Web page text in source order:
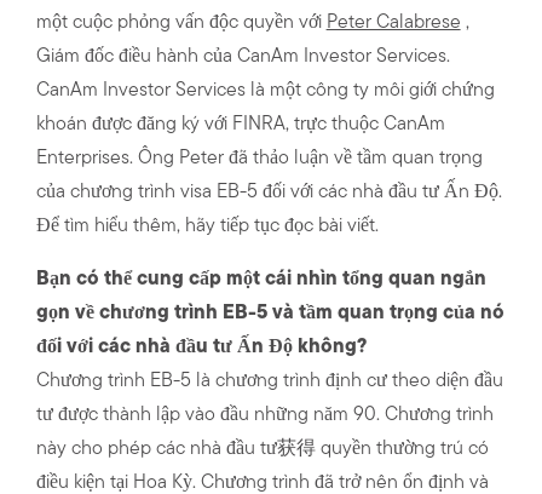
một cuộc phỏng vấn độc quyền với Peter Calabrese ,
Giám đốc điều hành của CanAm Investor Services.
CanAm Investor Services là một công ty môi giới chứng
khoán được đăng ký với FINRA, trực thuộc CanAm
Enterprises. Ông Peter đã thảo luận về tầm quan trọng
của chương trình visa EB-5 đối với các nhà đầu tư Ấn Độ.
Để tìm hiểu thêm, hãy tiếp tục đọc bài viết.
Bạn có thể cung cấp một cái nhìn tổng quan ngắn
gọn về chương trình EB-5 và tầm quan trọng của nó
đối với các nhà đầu tư Ấn Độ không?
Chương trình EB-5 là chương trình định cư theo diện đầu
tư được thành lập vào đầu những năm 90. Chương trình
này cho phép các nhà đầu tư获得 quyền thường trú có
điều kiện tại Hoa Kỳ. Chương trình đã trở nên ổn định và